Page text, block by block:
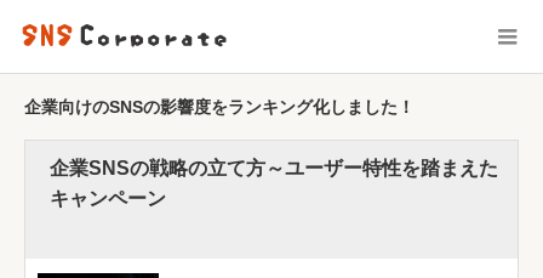
企業向けのSNSの影響度をランキング化しました！
企業SNSの戦略の立て方～ユーザー特性を踏まえた
キャンペーン